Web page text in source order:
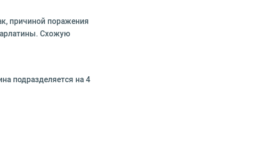
причиной поражения
Схожую
подразделяется на 4